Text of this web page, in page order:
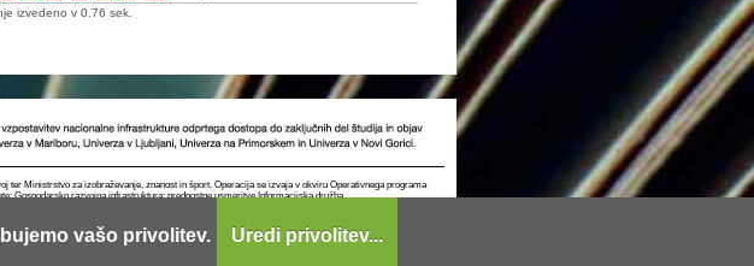
vašo privolitev. Uredi privolitev...
izvedeno v 0.76 sek.
ter Ministrstvo za izobraževanje, znanost in šport. Operacija se izvaja v okviru Operativnega programa
Gospodarsko razvojna infrastruktura; prednostne usmeritve Informacijska družba.
uporabe Mobilno